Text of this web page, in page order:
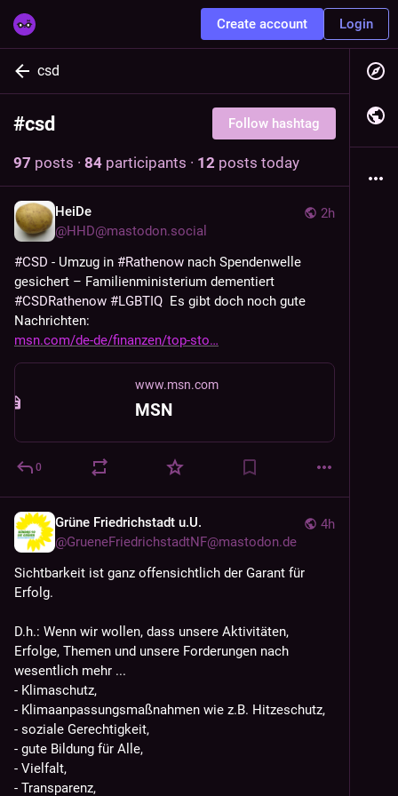
Create account Login
csd
#csd Follow hashtag
97 posts · 84 participants · 12 posts today
2h
HeiDe
@HHD@mastodon.social
#CSD - Umzug in #Rathenow nach Spendenwelle
#CSDRathenow #LGBTIQ
  Es gibt doch noch gute
Nachrichten:
msn.com/de-de/finanzen/top-sto
www.msn.com
MSN
0
4h
Grüne Friedrichstadt u.U.
@GrueneFriedrichstadtNF@mastodon.de
Sichtbarkeit ist ganz offensichtlich der Garant für
Erfolg.
D.h.: Wenn wir wollen, dass unsere Aktivitäten,
Erfolge, Themen und unsere Forderungen nach
wesentlich mehr ...
- Klimaschutz,
- Klimaanpassungsmaßnahmen wie z.B. Hitzeschutz,
- soziale Gerechtigkeit,
- gute Bildung für Alle,
- Vielfalt,
- Transparenz,